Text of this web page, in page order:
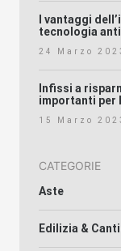
I vantaggi
tecnologia
24 Marzo
Infissi a
importanti per
15 Marzo
CATEGORIE
Aste
Edilizia &